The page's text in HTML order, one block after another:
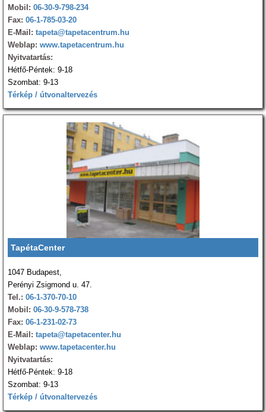
Mobil: 06-30-9-798-234
Fax: 06-1-785-03-20
E-Mail: tapeta@tapetacentrum.hu
Weblap: www.tapetacentrum.hu
Nyitvatartás:
Hétfő-Péntek: 9-18
Szombat: 9-13
Térkép / útvonaltervezés
TapétaCenter
1047 Budapest,
Perényi Zsigmond u. 47.
Tel.: 06-1-370-70-10
Mobil: 06-30-9-578-738
Fax: 06-1-231-02-73
E-Mail: tapeta@tapetacenter.hu
Weblap: www.tapetacenter.hu
Nyitvatartás:
Hétfő-Péntek: 9-18
Szombat: 9-13
Térkép / útvonaltervezés